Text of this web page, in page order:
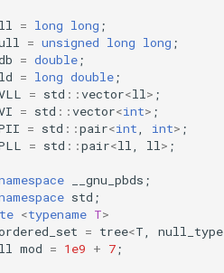
ll = long long ;
= unsigned long long ;
= double ;
ld = long double ;
= std ::vector<ll > ;
= std ::vector<int> ;
= std ::pair<int int> ;
= std ::pair<ll ll > ;
__gnu_pbds ;
std ;
<typename T>
= tree<T null_type
ll mod = 1e9 + 7 ;